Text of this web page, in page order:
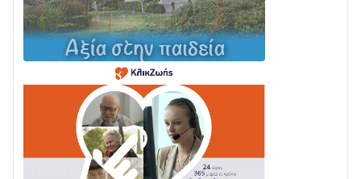
04/08 • 12:08
Σε φουλ ρυθμούς το τμήμα Βόνιτσα – Άγιος Νικόλαος
| Αυτοψία Καββαδά
Με Αρχιερατική Λαμπρότητα η Πανήγυρη της
Μεταμορφώσεως του Σωτήρος στο Γολέμι
03/08 • 07:45
Ενισχύεται η Πολιτική Προστασία στο Δήμο Αγρινίου